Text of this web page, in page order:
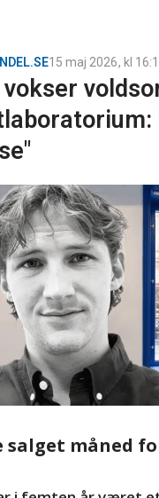
15 maj 2026, kl
vokser
salget måned